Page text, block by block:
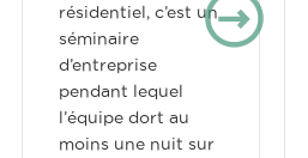
résidentiel, c’est un
séminaire
d’entreprise
pendant lequel
l’équipe dort au
moins une nuit sur